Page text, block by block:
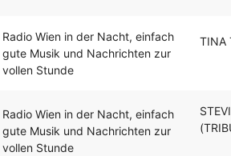
Radio Wien in der Nacht, einfach
gute Musik und Nachrichten zur
vollen Stunde
TINA
Radio Wien in der Nacht, einfach
gute Musik und Nachrichten zur
vollen Stunde